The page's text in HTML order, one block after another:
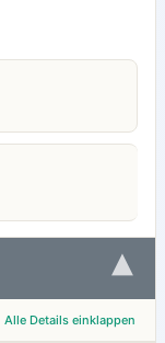
▾
Alle Details einklappen